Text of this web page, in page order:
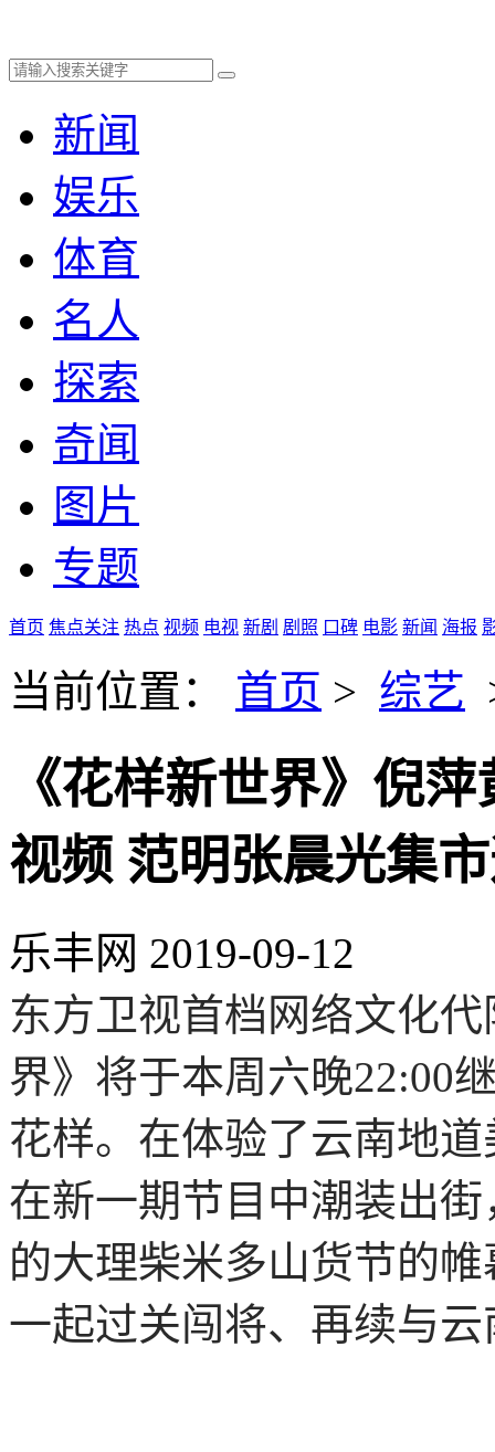
新闻
娱乐
体育
名人
探索
奇闻
图片
专题
首页 焦点关注 热点 视频 电视 新剧 剧照 口碑 电影 新闻 海报
当前位置： 首页 > 综艺
《花样新世界》倪
视频 范明张晨光集
乐丰网 2019-09-12
东方卫视首档网络文化
界》将于本周六晚22:00
花样。在体验了云南地
在新一期节目中潮装出
的大理柴米多山货节的
一起过关闯将、再续与